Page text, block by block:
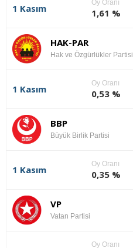
1 Kasım
Oy Oranı
1,61 %
HAK-PAR
Hak ve Özgürlükler Partisi
1 Kasım
Oy Oranı
0,53 %
BBP
Büyük Birlik Partisi
1 Kasım
Oy Oranı
0,35 %
VP
Vatan Partisi
Oy Oranı